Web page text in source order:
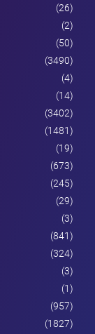
(26)
(2)
(50)
(3490)
(4)
(14)
(3402)
(1481)
(19)
(673)
(245)
(29)
(3)
(841)
(324)
(3)
(1)
(957)
(1827)